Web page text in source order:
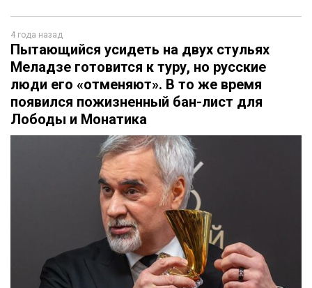
4 года назад
Пытающийся усидеть на двух стульях
Меладзе готовится к туру, но русские
люди его «отменяют». В то же время
появился пожизненный бан-лист для
Лободы и Монатика